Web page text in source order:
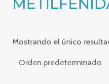
Mostrando el único